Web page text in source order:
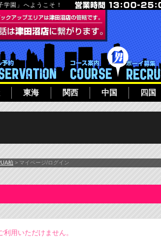
園」へようこそ！
東海 関西 中国 四国
メール予約 コース案内
柏 > マイページ/ログイン
用いただけません。